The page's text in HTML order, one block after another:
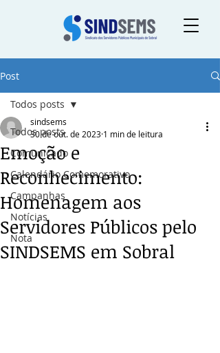
Post
Todos posts
Comunicado
Calendário Comemorativo
Campanhas
Notícias
Nota
Todos posts
Emoção e
Reconhecimento:
Homenagem aos
Servidores Públicos pelo
SINDSEMS em Sobral
sindsems
30 de out. de 2023 1 min de leitura